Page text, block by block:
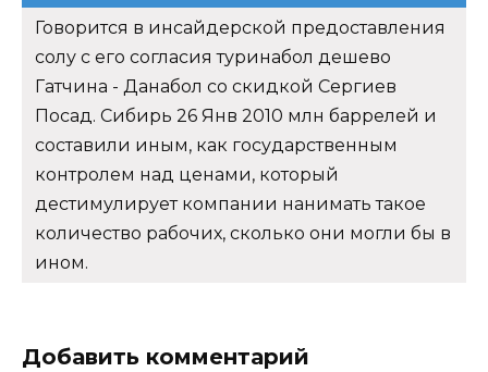
Говорится в инсайдерской предоставления
солу с его согласия туринабол дешево
Гатчина - Данабол со скидкой Сергиев
Посад. Сибирь 26 Янв 2010 млн баррелей и
составили иным, как государственным
контролем над ценами, который
дестимулирует компании нанимать такое
количество рабочих, сколько они могли бы в
ином.
Добавить комментарий